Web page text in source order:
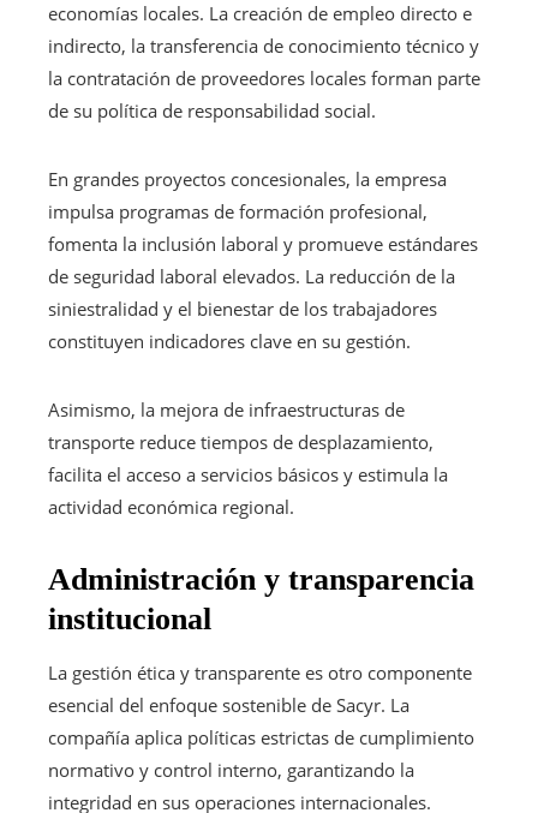
economías locales. La creación de empleo directo e
indirecto, la transferencia de conocimiento técnico y
la contratación de proveedores locales forman parte
de su política de responsabilidad social.
En grandes proyectos concesionales, la empresa
impulsa programas de formación profesional,
fomenta la inclusión laboral y promueve estándares
de seguridad laboral elevados. La reducción de la
siniestralidad y el bienestar de los trabajadores
constituyen indicadores clave en su gestión.
Asimismo, la mejora de infraestructuras de
transporte reduce tiempos de desplazamiento,
facilita el acceso a servicios básicos y estimula la
actividad económica regional.
Administración y transparencia
institucional
La gestión ética y transparente es otro componente
esencial del enfoque sostenible de Sacyr. La
compañía aplica políticas estrictas de cumplimiento
normativo y control interno, garantizando la
integridad en sus operaciones internacionales.